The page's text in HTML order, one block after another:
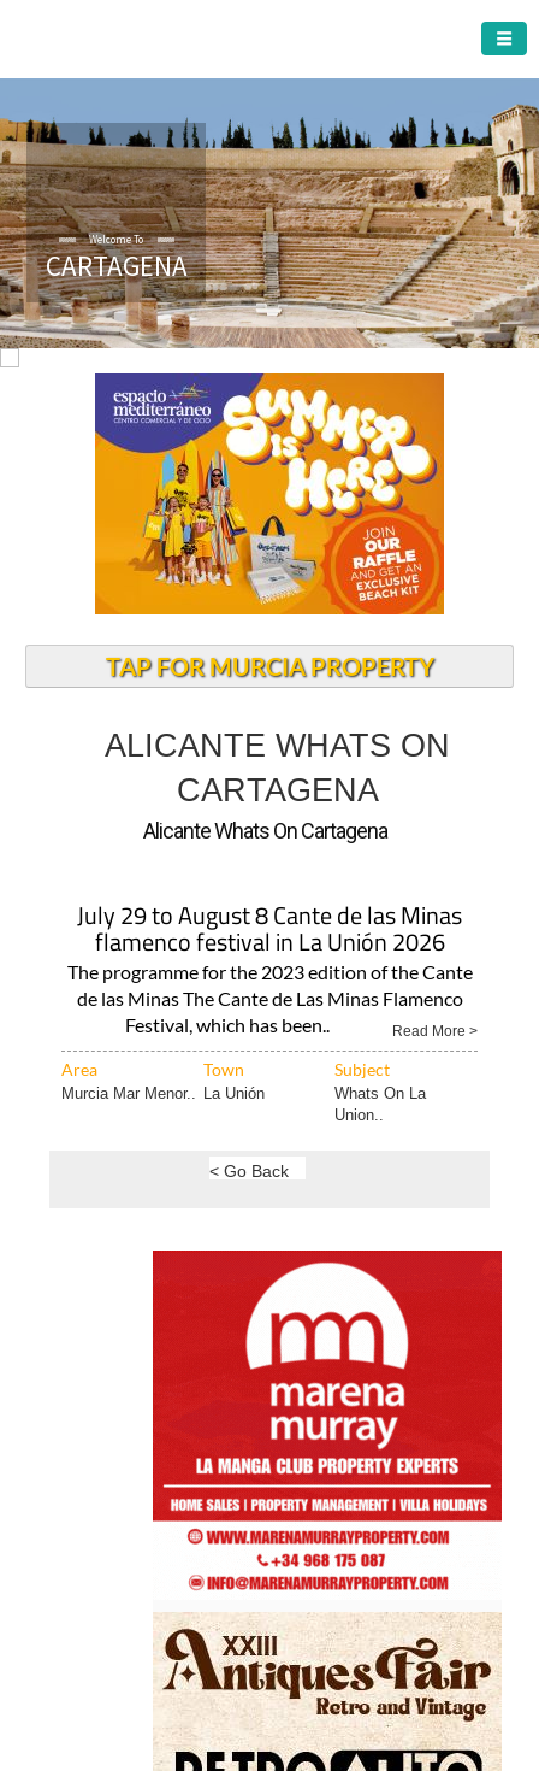
Welcome To
CARTAGENA
TAP FOR MURCIA PROPERTY
ALICANTE WHATS ON
CARTAGENA
Alicante Whats On Cartagena
July 29 to August 8 Cante de las Minas
flamenco festival in La Unión 2026
The programme for the 2023 edition of the Cante
de las Minas The Cante de Las Minas Flamenco
Festival, which has been..
Read More >
Area Town Subject
Murcia Mar Menor.. La Unión
Whats On La
Union..
< Go Back